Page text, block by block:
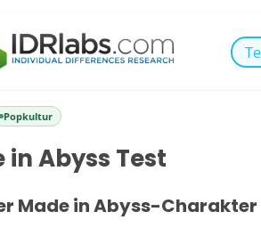
Popkultur
in Abyss Test
Made in Abyss-